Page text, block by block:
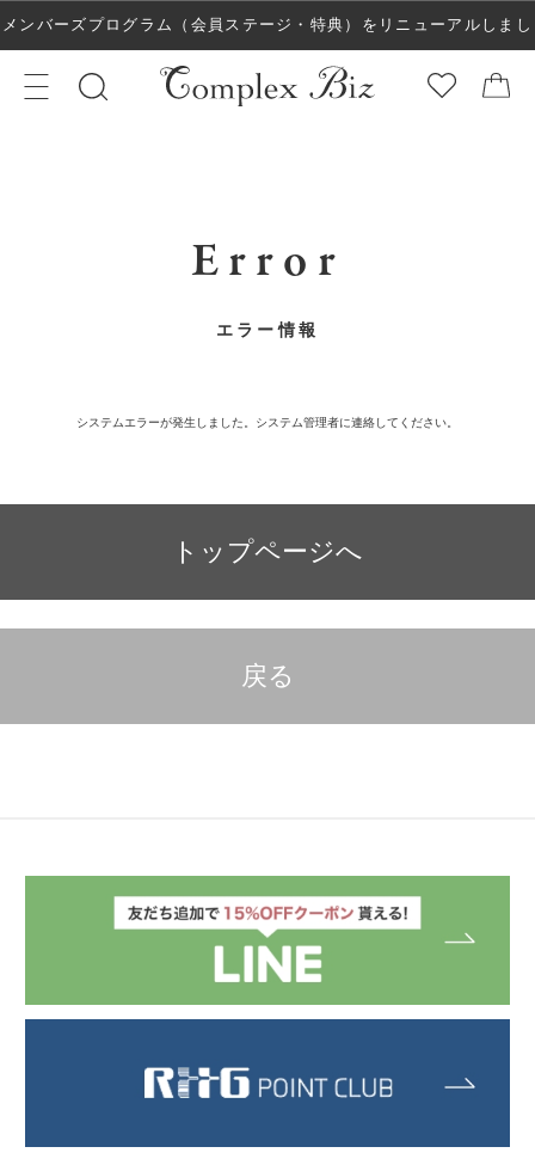
メンバーズプログラム（会員ステージ・特典）をリニューアルしまし
た！
Error
エラー情報
システムエラーが発生しました。システム管理者に連絡してください。
戻る
トップページへ